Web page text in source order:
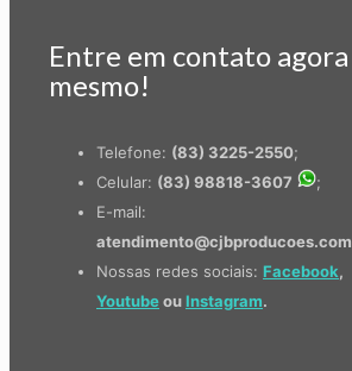
Entre em contato agora
mesmo!
Telefone: (83) 3225-2550;
Celular: (83) 98818-3607
;
E-mail:
atendimento@cjbproducoes.com
Nossas redes sociais: Facebook,
Youtubeou Instagram.